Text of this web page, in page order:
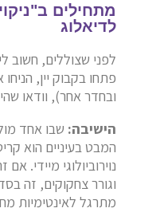
מתחילים
לדיאלוג
לפני שצוללים, חשוב
פתחו בקבוק יין,
ובחדר אחר), וודאו
הישיבה: שבו אחד
המבט בעיניים הוא
נוירוביולוגי מיידי. אם
וגורר צחקוקים, זה
מתרגל לאינטימיות